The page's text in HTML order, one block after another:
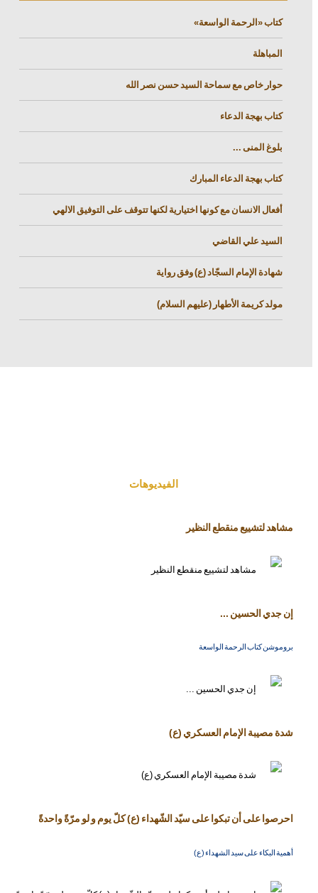
كتاب «الرحمة الواسعة»
المباهلة
حوار خاص مع سماحة السيد حسن نصر الله
كتاب بهجة الدعاء
بلوغ المنى ...
كتاب بهجة الدعاء المبارك
أفعال الانسان مع كونها اختيارية لكنها تتوقف على التوفيق الالهي
السيد علي القاضي
شهادة الإمام السجّاد (ع) وفق رواية
مولد كريمة الأطهار (عليهم السلام)
الفیدیوهات
مشاهد لتشييع منقطع النظير
إن جدي الحسين ...
بروموشن كتاب الرحمة الواسعة
شدة مصيبة الإمام العسكري (ع)
احرصوا على أن تبكوا على سيّد الشّهداء (ع) كلّ يوم و لو مرّةً واحدةً
أهمية البكاء على سيد الشهداء (ع)